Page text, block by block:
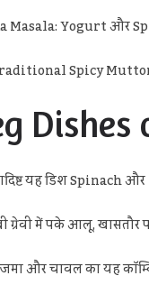
Yogurt और
Spicy
यह डिश Spinach
में पके आलू, खासतौर पर
और चावल का यह